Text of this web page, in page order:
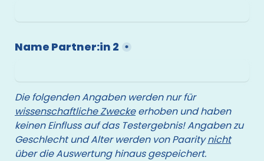
Name Partner:in 2 *
Die folgenden Angaben werden nur für
wissenschaftliche Zwecke erhoben und haben
keinen Einfluss auf das Testergebnis! Angaben zu
Geschlecht und Alter werden von Paarity nicht
über die Auswertung hinaus gespeichert.